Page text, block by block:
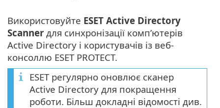
Використовуйте ESET Active Directory
Scanner для синхронізації комп’ютерів
Active Directory і користувачів із веб-
консоллю ESET PROTECT.
ESET регулярно оновлює сканер
Active Directory для покращення
роботи. Більш докладні відомості див.